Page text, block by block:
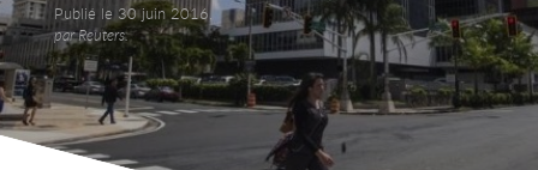
Publié le 30 juin 2016,
par Reuters.